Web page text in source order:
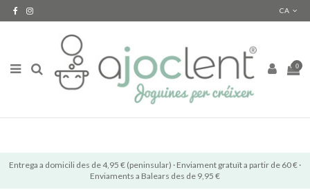
CA
0
Entrega a domicili des de 4,95 € (peninsular) · Enviament gratuït a partir de 60 € ·
Enviaments a Balears des de 9,95 €